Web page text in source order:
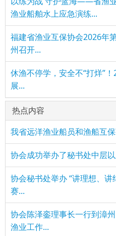
渔业船舶水上应急演练...
福建省渔业互保协会2026年
州召开...
休渔不停学，安全不“打烊”
展...
热点内容
我省远洋渔业船员和渔船互
协会成功举办了秘书处中层
协会秘书处举办 “讲理想、
赛...
协会陈泽銮理事长一行到漳
渔业工作...